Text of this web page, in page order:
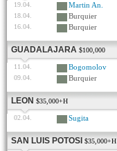
19.04. Martin An.
18.04. Burquier
16.04. Burquier
GUADALAJARA $100,000
11.04. Bogomolov
09.04. Burquier
LEON $35,000+H
02.04. Sugita
SAN LUIS POTOSI $35,000+H